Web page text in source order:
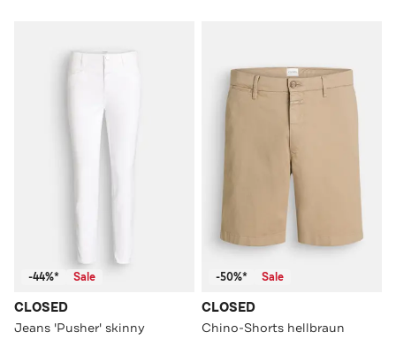
-44%* Sale
CLOSED
Jeans 'Pusher' skinny
-50%* Sale
CLOSED
Chino-Shorts hellbraun